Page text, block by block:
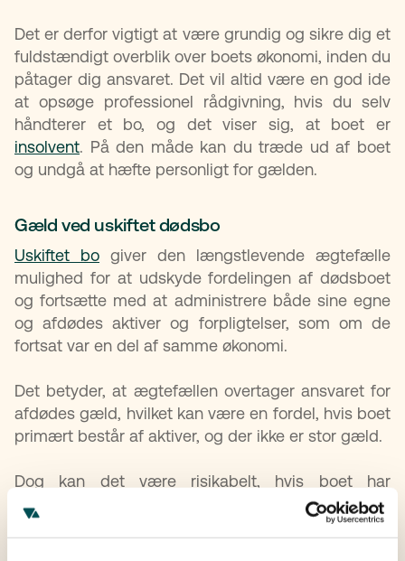
Det er derfor vigtigt at være grundig og sikre dig et
fuldstændigt overblik over boets økonomi, inden du
påtager dig ansvaret. Det vil altid være en god ide
at opsøge professionel rådgivning, hvis du selv
håndterer et bo, og det viser sig, at boet er
insolvent. På den måde kan du træde ud af boet
og undgå at hæfte personligt for gælden.
Gæld ved uskiftet dødsbo
Uskiftet bo giver den længstlevende ægtefælle
mulighed for at udskyde fordelingen af dødsboet
og fortsætte med at administrere både sine egne
og afdødes aktiver og forpligtelser, som om de
fortsat var en del af samme økonomi.
Det betyder, at ægtefællen overtager ansvaret for
afdødes gæld, hvilket kan være en fordel, hvis boet
primært består af aktiver, og der ikke er stor gæld.
Dog kan det være risikabelt, hvis boet har
betydelig gæld, da ægtefællen hæfter for den og
samtidig risikerer, at ny gæld bliver en del af det